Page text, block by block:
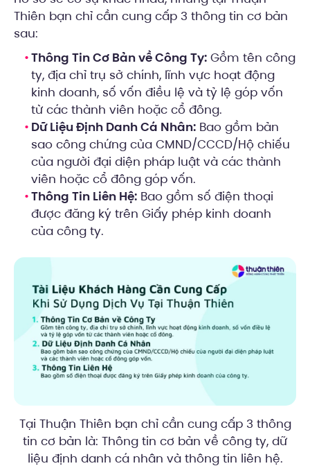
Thiên bạn chỉ cần cung cấp 3 thông tin cơ bản
sau:
Thông Tin Cơ Bản về Công Ty: Gồm tên công
ty, địa chỉ trụ sở chính, lĩnh vực hoạt động
kinh doanh, số vốn điều lệ và tỷ lệ góp vốn
từ các thành viên hoặc cổ đông.
Dữ Liệu Định Danh Cá Nhân: Bao gồm bản
sao công chứng của CMND/CCCD/Hộ chiếu
của người đại diện pháp luật và các thành
viên hoặc cổ đông góp vốn.
Thông Tin Liên Hệ: Bao gồm số điện thoại
được đăng ký trên Giấy phép kinh doanh
của công ty.
Tại Thuận Thiên bạn chỉ cần cung cấp 3 thông
tin cơ bản là: Thông tin cơ bản về công ty, dữ
liệu định danh cá nhân và thông tin liên hệ.